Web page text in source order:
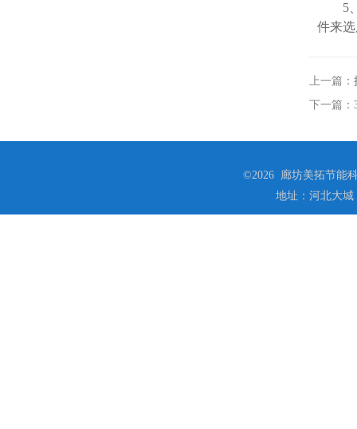
5、
件来
上一篇：
下一篇：
©2026 廊坊美拓节能
地址：河北大城